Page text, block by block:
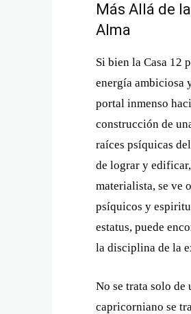
Más Allá de
Alma
Si bien la Casa 12
energía ambiciosa
portal inmenso
construcción de
raíces psíquicas
de lograr y
materialista, se ve
psíquicos y
estatus, puede
la disciplina de la
No se trata solo de
capricorniano se